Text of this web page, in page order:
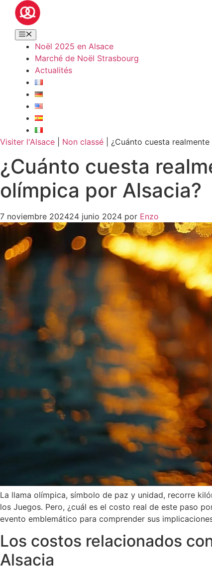
Noël 2025 en Alsace
Marché de Noël Strasbourg
Actualités
Visiter l'Alsace Non classé ¿Cuánto cuesta
¿Cuánto cuesta
olímpica por Alsacia?
7 noviembre 202424 junio 2024 por Enzo
La llama olímpica, símbolo de paz y unidad, recorre
los Juegos. Pero, ¿cuál es el costo real de este paso
evento emblemático para comprender sus
Los costos relacionados
Alsacia